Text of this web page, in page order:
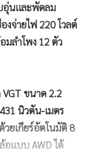
อุ่นและพัดลม
จ่ายไฟ 220 โวลต์
มลำโพง 12 ตัว
ขนาด 2.2
นิวตัน-เมตร
วยเกียร์อัตโนมัติ 8
อแบบ AWD ได้